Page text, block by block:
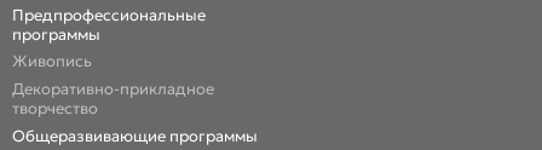
Предпрофессиональные
программы
Живопись
Декоративно-прикладное
творчество
Общеразвивающие программы